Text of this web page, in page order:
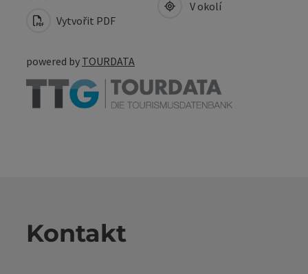
Vytvořit PDF
V okolí
powered by TOURDATA
Kontakt